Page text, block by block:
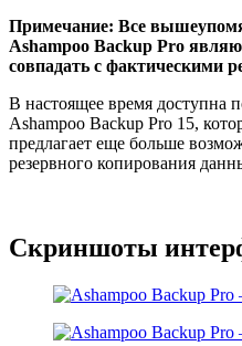
Примечание: Все
Ashampoo Backup Pro
совпадать с фактическими
В настоящее время доступна
Ashampoo Backup Pro 15,
предлагает еще больше
резервного копирования
Скриншоты